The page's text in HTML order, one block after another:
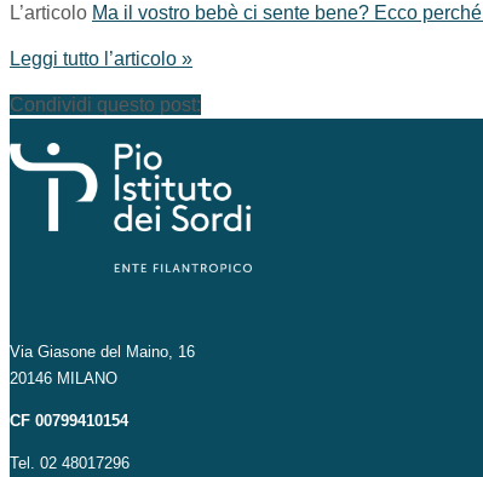
L’articolo Ma il vostro bebè ci sente bene? Ecco
Leggi tutto l’articolo »
Condividi questo post:
Via Giasone del Maino, 16
20146 MILANO
CF 00799410154
Tel. 02 48017296